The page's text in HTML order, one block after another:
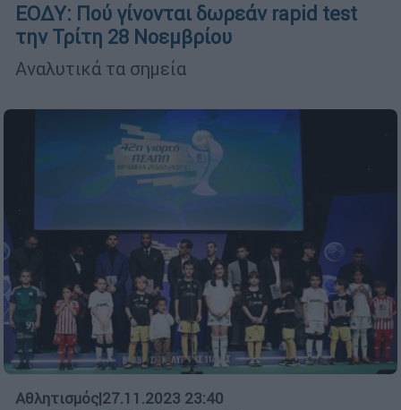
ΕΟΔΥ: Πού γίνονται δωρεάν rapid test
την Τρίτη 28 Νοεμβρίου
Αναλυτικά τα σημεία
Αθλητισμός|27.11.2023 23:40